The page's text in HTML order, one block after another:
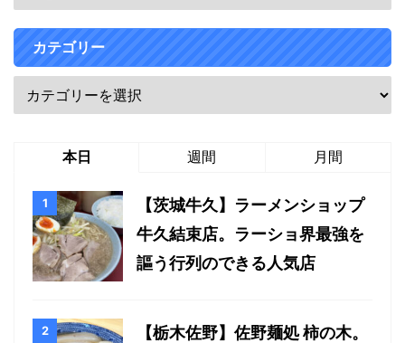
カテゴリー
本日 週間 月間
【茨城牛久】ラーメンショップ
牛久結束店。ラーショ界最強を
謳う行列のできる人気店
【栃木佐野】佐野麺処 柿の木。